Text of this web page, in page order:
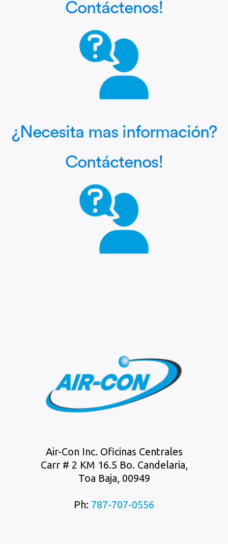
Contáctenos!
¿Necesita mas información?
Contáctenos!
Air-Con Inc. Oficinas Centrales
Carr # 2 KM 16.5 Bo. Candelaria,
Toa Baja, 00949
Ph: 787-707-0556